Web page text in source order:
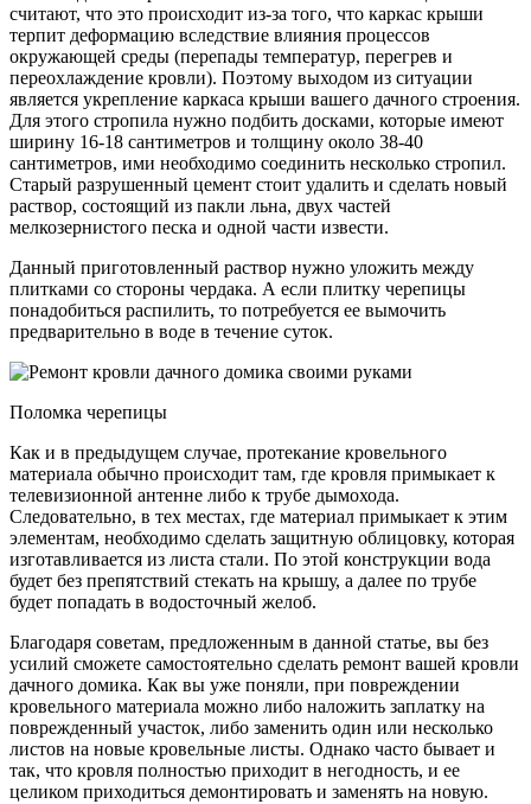
считают, что это происходит из-за того, что каркас крыши
терпит деформацию вследствие влияния процессов
окружающей среды (перепады температур, перегрев и
переохлаждение кровли). Поэтому выходом из ситуации
является укрепление каркаса крыши вашего дачного строения.
Для этого стропила нужно подбить досками, которые имеют
ширину 16-18 сантиметров и толщину около 38-40
сантиметров, ими необходимо соединить несколько стропил.
Старый разрушенный цемент стоит удалить и сделать новый
раствор, состоящий из пакли льна, двух частей
мелкозернистого песка и одной части извести.
Данный приготовленный раствор нужно уложить между
плитками со стороны чердака. А если плитку черепицы
понадобиться распилить, то потребуется ее вымочить
предварительно в воде в течение суток.
Поломка черепицы
Как и в предыдущем случае, протекание кровельного
материала обычно происходит там, где кровля примыкает к
телевизионной антенне либо к трубе дымохода.
Следовательно, в тех местах, где материал примыкает к этим
элементам, необходимо сделать защитную облицовку, которая
изготавливается из листа стали. По этой конструкции вода
будет без препятствий стекать на крышу, а далее по трубе
будет попадать в водосточный желоб.
Благодаря советам, предложенным в данной статье, вы без
усилий сможете самостоятельно сделать ремонт вашей кровли
дачного домика. Как вы уже поняли, при повреждении
кровельного материала можно либо наложить заплатку на
поврежденный участок, либо заменить один или несколько
листов на новые кровельные листы. Однако часто бывает и
так, что кровля полностью приходит в негодность, и ее
целиком приходиться демонтировать и заменять на новую.